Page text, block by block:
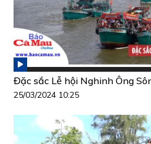
Đặc sắc Lễ hội Nghinh Ông
25/03/2024 10:25